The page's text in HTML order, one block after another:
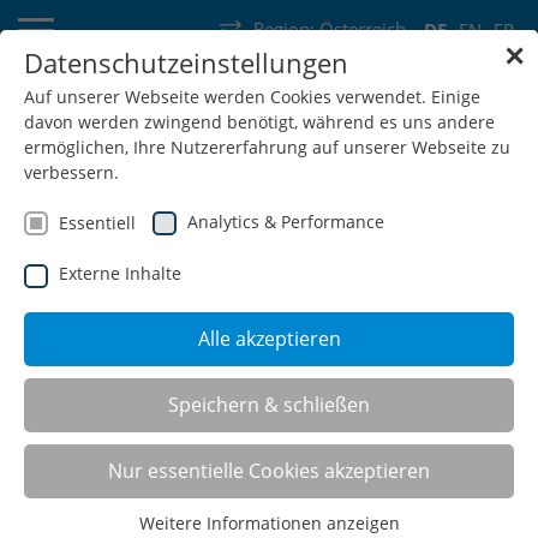
DE EN FR
Region: Österreich
Deutschland Schweiz Österreich Belgien Frankreich
Luxemburg Niederlande Wallonie
SHOP
MRS® Modulares Regal
System
✕
Datenschutzeinstellungen
Auf unserer Webseite werden Cookies verwendet. Einige
davon werden zwingend benötigt, während es uns andere
ermöglichen, Ihre Nutzererfahrung auf unserer Webseite zu
verbessern.
Essentiell Analytics & Performance
Externe Inhalte
Alle akzeptieren
Speichern & schließen
Nur essentielle Cookies akzeptieren
Weitere Informationen anzeigen